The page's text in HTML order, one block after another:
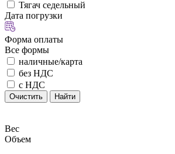
Тягач седельный
Дата погрузки
Форма оплаты
Все формы
наличные/карта
без НДС
с НДС
Очистить Найти
Вес
Объем